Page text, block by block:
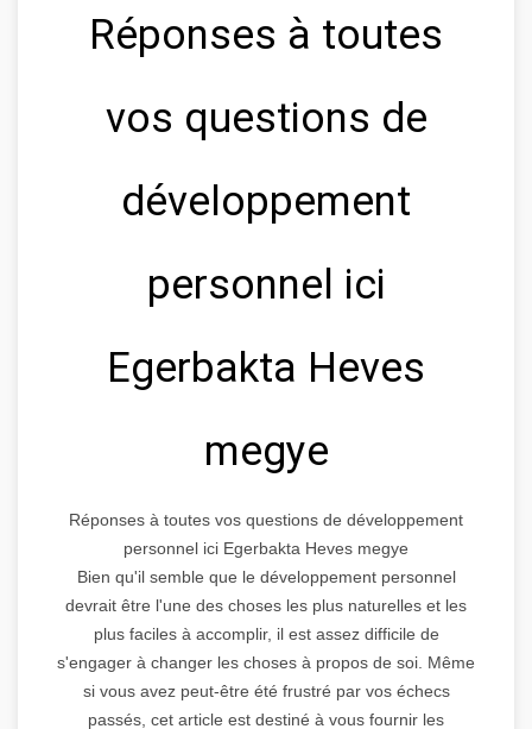
Réponses à toutes
vos questions de
développement
personnel ici
Egerbakta Heves
megye
Réponses à toutes vos questions de développement
personnel ici Egerbakta Heves megye
Bien qu'il semble que le développement personnel
devrait être l'une des choses les plus naturelles et les
plus faciles à accomplir, il est assez difficile de
s'engager à changer les choses à propos de soi. Même
si vous avez peut-être été frustré par vos échecs
passés, cet article est destiné à vous fournir les